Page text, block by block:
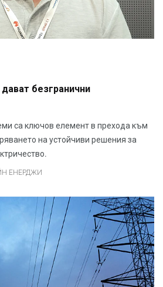
безгранични
са ключов елемент в прехода към
на устойчиви решения за
ЕНЕРДЖИ